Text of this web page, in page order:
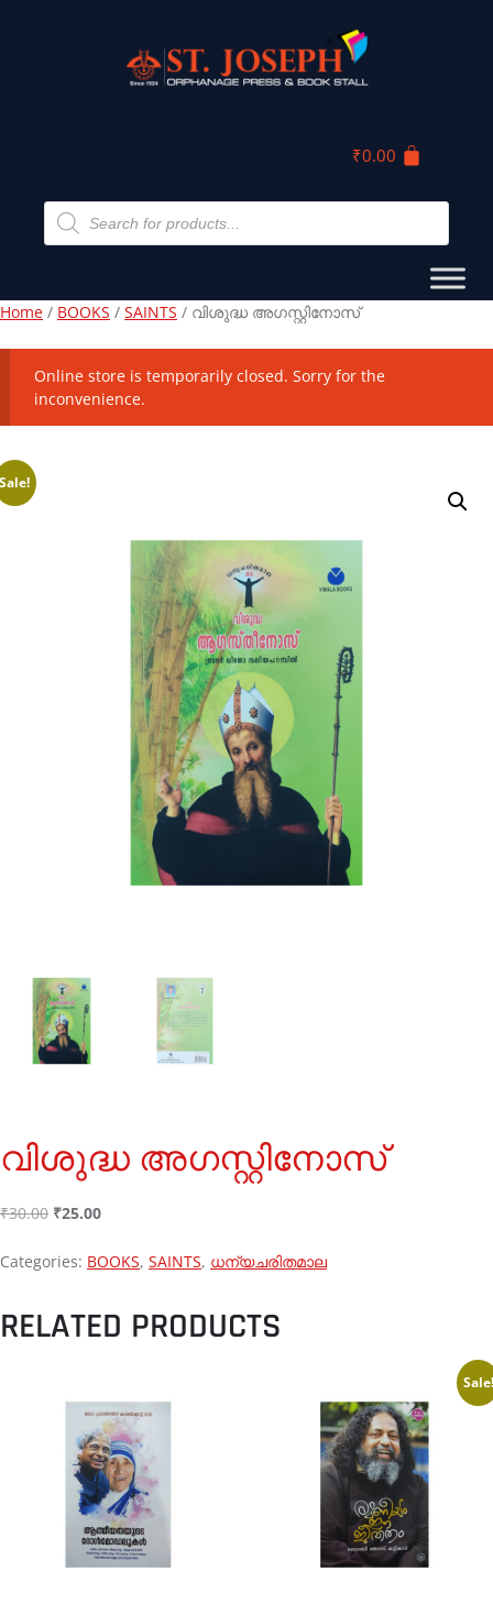
₹0.00
Home / BOOKS / SAINTS / വിശുദ്ധ അഗസ്റ്റിനോസ്
Online store is temporarily closed. Sorry for the
inconvenience.
Sale!
വിശുദ്ധ അഗസ്റ്റിനോസ്
₹30.00 ₹25.00
Categories: BOOKS, SAINTS, ധന്യചരിതമാല
RELATED PRODUCTS
Sale!